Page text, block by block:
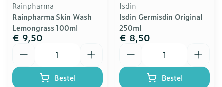
Rainpharma
Rainpharma Skin Wash
Lemongrass 100ml
€ 9,50
Bestel
Isdin
Isdin Germisdin Original
250ml
€ 8,50
Bestel